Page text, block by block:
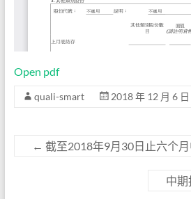
Open pdf
quali-smart 2018 年 12 月 6 日
← 截至2018年9月30日止六个
中